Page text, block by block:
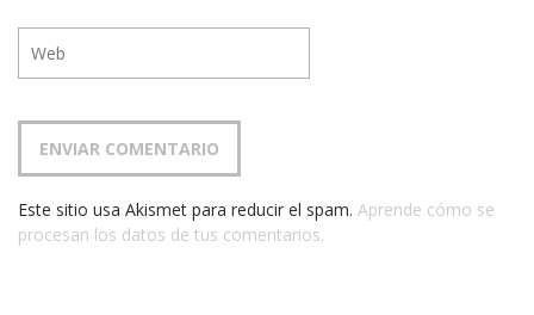
Este sitio usa Akismet para reducir el spam. Aprende cómo se
procesan los datos de tus comentarios.